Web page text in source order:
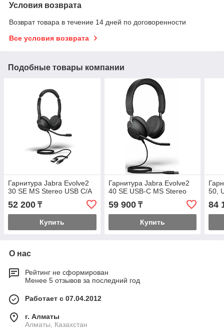
Условия возврата
Возврат товара в течение 14 дней по договоренности
Все условия возврата
Подобные товары компании
Гарнитура Jabra Evolve2
30 SE MS Stereo USB C/A
52 200 ₸
Купить
Гарнитура Jabra Evolve2
40 SE USB-C MS Stereo
59 900₸
Купить
50,
84
О нас
Рейтинг не сформирован
Менее 5 отзывов за последний год
Работает с 07.04.2012
г. Алматы
Алматы, Казахстан